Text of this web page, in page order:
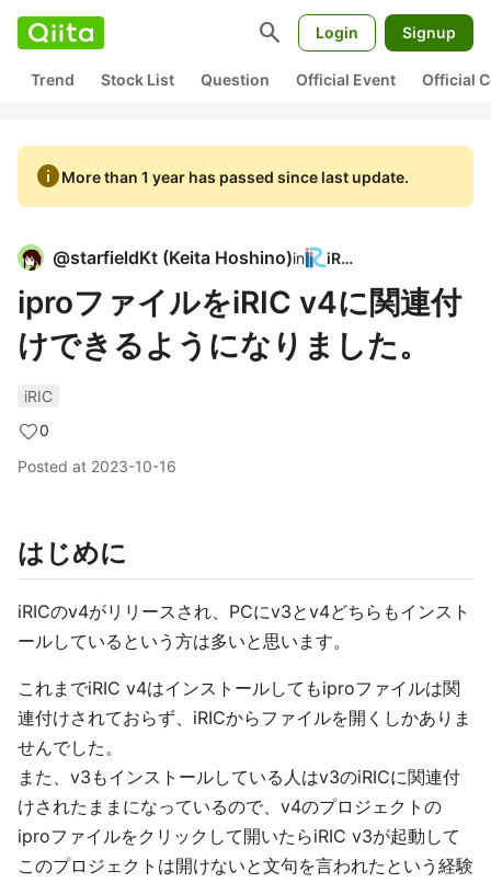
search Login Signup
Trend Stock List Question Official Event Official
infoMore than 1 year has passed since last update.
@starfieldKt (Keita Hoshino)in iRIC
iproファイルをiRIC v4に関連付
けできるようになりました。
iRIC
0
Posted at 2023-10-16
はじめに
iRICのv4がリリースされ、PCにv3とv4どちらもインスト
ールしているという方は多いと思います。
これまでiRIC v4はインストールしてもiproファイルは関
連付けされておらず、iRICからファイルを開くしかありま
せんでした。
また、v3もインストールしている人はv3のiRICに関連付
けされたままになっているので、v4のプロジェクトの
iproファイルをクリックして開いたらiRIC v3が起動して
このプロジェクトは開けないと文句を言われたという経験